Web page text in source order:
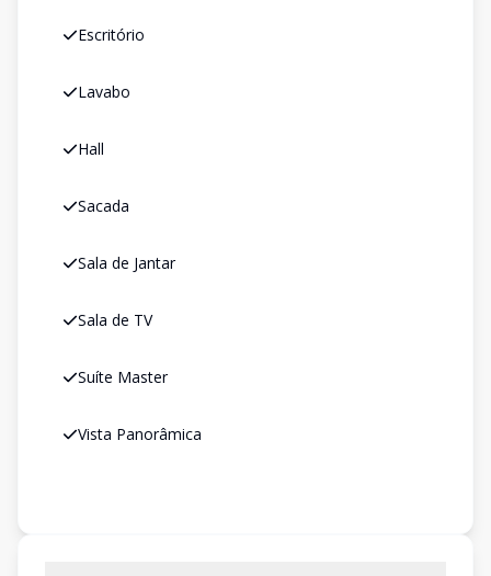
Escritório
Lavabo
Hall
Sacada
Sala de Jantar
Sala de TV
Suíte Master
Vista Panorâmica